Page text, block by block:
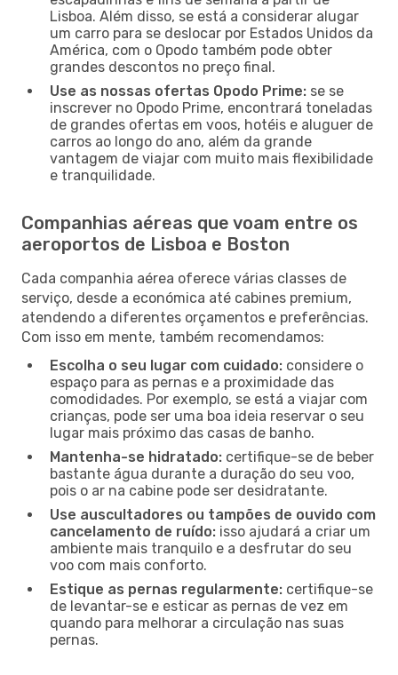
Lisboa. Além disso, se está a considerar alugar
um carro para se deslocar por Estados Unidos da
América, com o Opodo também pode obter
grandes descontos no preço final.
Use as nossas ofertas Opodo Prime: se se
inscrever no Opodo Prime, encontrará toneladas
de grandes ofertas em voos, hotéis e aluguer de
carros ao longo do ano, além da grande
vantagem de viajar com muito mais flexibilidade
e tranquilidade.
Companhias aéreas que voam entre os
aeroportos de Lisboa e Boston
Cada companhia aérea oferece várias classes de
serviço, desde a económica até cabines premium,
atendendo a diferentes orçamentos e preferências.
Com isso em mente, também recomendamos:
Escolha o seu lugar com cuidado: considere o
espaço para as pernas e a proximidade das
comodidades. Por exemplo, se está a viajar com
crianças, pode ser uma boa ideia reservar o seu
lugar mais próximo das casas de banho.
Mantenha-se hidratado: certifique-se de beber
bastante água durante a duração do seu voo,
pois o ar na cabine pode ser desidratante.
Use auscultadores ou tampões de ouvido com
cancelamento de ruído: isso ajudará a criar um
ambiente mais tranquilo e a desfrutar do seu
voo com mais conforto.
Estique as pernas regularmente: certifique-se
de levantar-se e esticar as pernas de vez em
quando para melhorar a circulação nas suas
pernas.